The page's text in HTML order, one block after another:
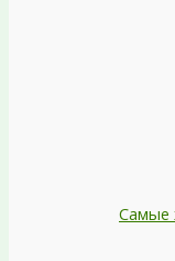
Самые